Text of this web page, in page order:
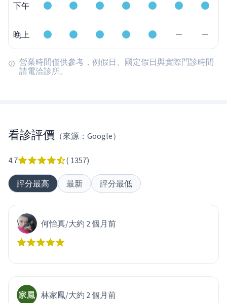
下午
晚上
營業時間僅供參考，例假日、國定假日與實際門診時間
請電洽診所。
看診評價 （來源：Google）
4.7 ( 1357)
評分最高 最新 評分最低
何怡真/大約 2 個月前
林家鳳/大約 2 個月前